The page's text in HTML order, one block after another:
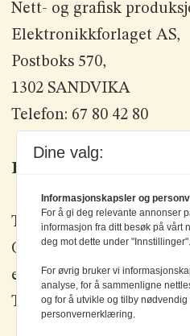
Nett- og grafisk
Elektronikkforlaget AS,
Postboks 570,
1302 SANDVIKA
Telefon: 67 80 42 80
Kontakt oss
Tlf: +47 67 80 42 80
Olav Brunborgs vei 6,
epost:
Tips oss:
Dine valg:
Informasjonskapsler og
For å gi deg relevante annonser
informasjon fra ditt besøk på vårt
deg mot dette under "Innstillinger".
For øvrig bruker vi
analyse, for å sammenligne
og for å utvikle og tilby
personvernerklæring.